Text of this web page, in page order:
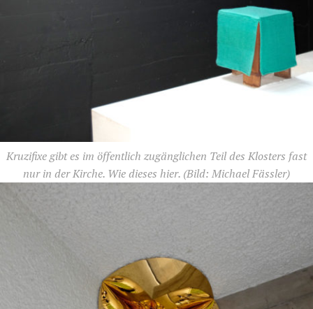
Kruzifixe gibt es im öffentlich zugänglichen Teil des Klosters fast
nur in der Kirche. Wie dieses hier. (Bild: Michael Fässler)